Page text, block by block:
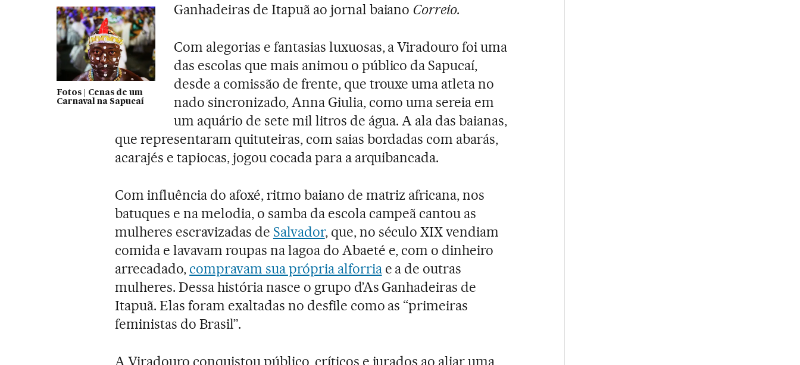
Fotos | Cenas de um
Carnaval na Sapucaí
Ganhadeiras de Itapuã ao jornal baiano Correio.
Com alegorias e fantasias luxuosas, a Viradouro foi uma
das escolas que mais animou o público da Sapucaí,
desde a comissão de frente, que trouxe uma atleta no
nado sincronizado, Anna Giulia, como uma sereia em
um aquário de sete mil litros de água. A ala das baianas,
que representaram quituteiras, com saias bordadas com abarás,
acarajés e tapiocas, jogou cocada para a arquibancada.
Com influência do afoxé, ritmo baiano de matriz africana, nos
batuques e na melodia, o samba da escola campeã cantou as
mulheres escravizadas de Salvador, que, no século XIX vendiam
comida e lavavam roupas na lagoa do Abaeté e, com o dinheiro
arrecadado, compravam sua própria alforriae a de outras
mulheres. Dessa história nasce o grupo d’As Ganhadeiras de
Itapuã. Elas foram exaltadas no desfile como as “primeiras
feministas do Brasil”.
A Viradouro conquistou público, críticos e jurados ao aliar uma